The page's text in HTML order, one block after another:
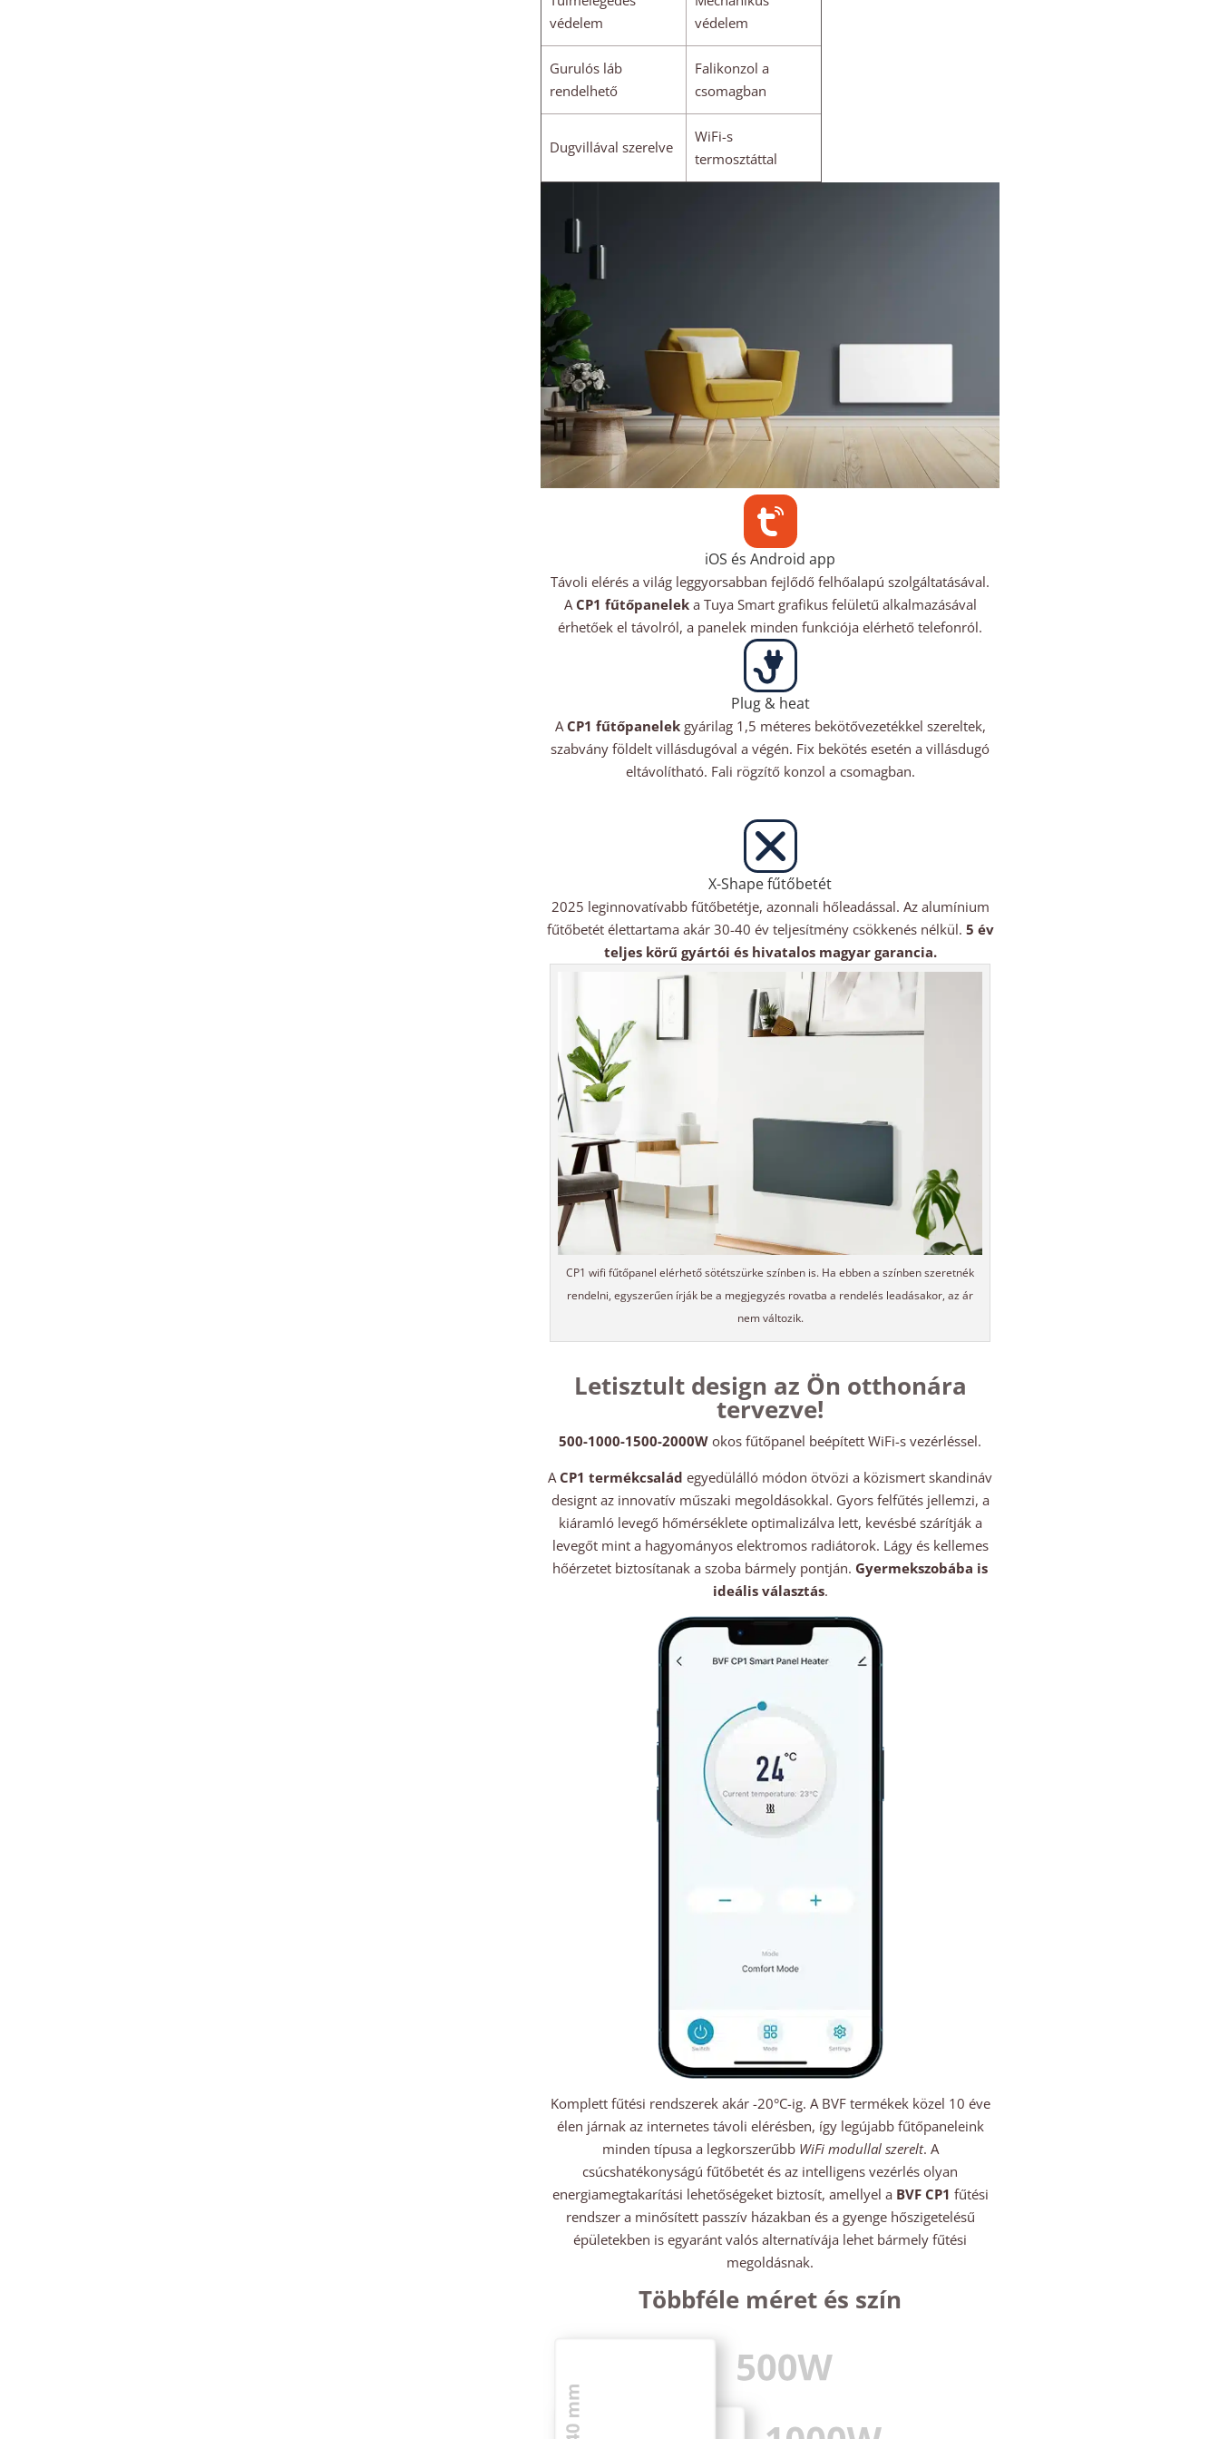
védelem
védelem
Gurulós láb
rendelhető
Falikonzol a
csomagban
Dugvillával szerelve
WiFi-s
termosztáttal
iOS és Android app
Távoli elérés a világ leggyorsabban fejlődő felhőalapú szolgáltatásával.
ACP1 fűtőpaneleka Tuya Smart grafikus felületű alkalmazásával
érhetőek el távolról, a panelek minden funkciója elérhető telefonról.
Plug & heat
A CP1 fűtőpanelekgyárilag 1,5 méteres bekötővezetékkel szereltek,
szabvány földelt villásdugóval a végén. Fix bekötés esetén a villásdugó
eltávolítható. Fali rögzítő konzol a csomagban.
X-Shape fűtőbetét
2025 leginnovatívabb fűtőbetétje, azonnali hőleadással. Az alumínium
fűtőbetét élettartama akár 30-40 év teljesítmény csökkenés nélkül. 5 év
teljes körű gyártói és hivatalos magyar garancia.
CP1 wifi fűtőpanel elérhető sötétszürke színben is. Ha ebben a színben szeretnék
rendelni, egyszerűen írják be a megjegyzés rovatba a rendelés leadásakor, az ár
nem változik.
Letisztult design az Ön otthonára
tervezve!
500-1000-1500-2000W okos fűtőpanel beépített WiFi-s vezérléssel.
A CP1 termékcsalád egyedülálló módon ötvözi a közismert skandináv
designt az innovatív műszaki megoldásokkal. Gyors felfűtés jellemzi, a
kiáramló levegő hőmérséklete optimalizálva lett, kevésbé szárítják a
levegőt mint a hagyományos elektromos radiátorok. Lágy és kellemes
hőérzetet biztosítanak a szoba bármely pontján. Gyermekszobába is
ideális választás.
Komplett fűtési rendszerek akár -20°C-ig. A BVF termékek közel 10 éve
élen járnak az internetes távoli elérésben, így legújabb fűtőpaneleink
minden típusa a legkorszerűbb WiFi modullal szerelt. A
csúcshatékonyságú fűtőbetét és az intelligens vezérlés olyan
energiamegtakarítási lehetőségeket biztosít, amellyel a BVF CP1 fűtési
rendszer a minősített passzív házakban és a gyenge hőszigetelésű
épületekben is egyaránt valós alternatívája lehet bármely fűtési
megoldásnak.
Többféle méret és szín